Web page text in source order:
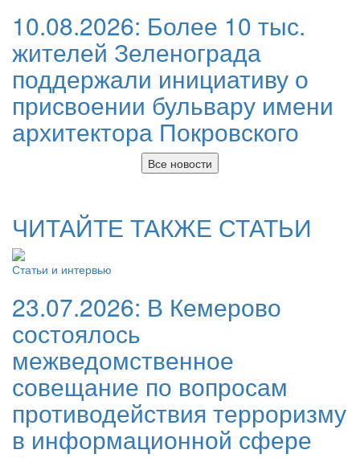
10.08.2026: Более 10 тыс.
жителей Зеленограда
поддержали инициативу о
присвоении бульвару имени
архитектора Покровского
Все новости
ЧИТАЙТЕ ТАКЖЕ СТАТЬИ
Статьи и интервью
23.07.2026: В Кемерово
состоялось
межведомственное
совещание по вопросам
противодействия терроризму
в информационной сфере